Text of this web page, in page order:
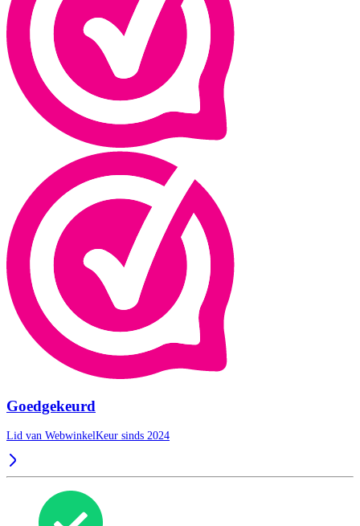
Goedgekeurd
Lid van WebwinkelKeur sinds 2024